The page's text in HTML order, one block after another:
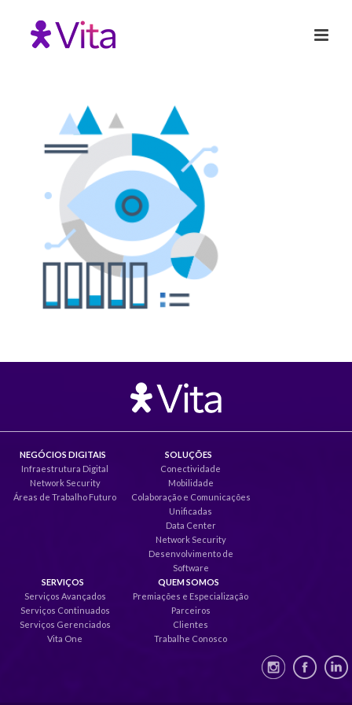
NEGÓCIOS DIGITAIS
Infraestrutura Digital
Network Security
Áreas de Trabalho Futuro
SOLUÇÕES
Conectividade
Mobilidade
Colaboração e Comunicações
Unificadas
Data Center
Network Security
Desenvolvimento de
Software
SERVIÇOS
Serviços Avançados
Serviços Continuados
Serviços Gerenciados
Vita One
QUEM SOMOS
Premiações e Especialização
Parceiros
Clientes
Trabalhe Conosco